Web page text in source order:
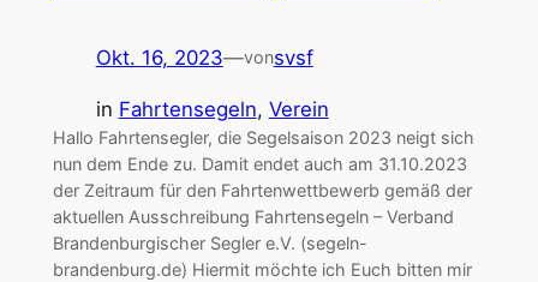
Okt. 16, 2023—vonsvsf
in Fahrtensegeln, Verein
Hallo Fahrtensegler, die Segelsaison 2023 neigt sich
nun dem Ende zu. Damit endet auch am 31.10.2023
der Zeitraum für den Fahrtenwettbewerb gemäß der
aktuellen Ausschreibung Fahrtensegeln – Verband
Brandenburgischer Segler e.V. (segeln-
brandenburg.de) Hiermit möchte ich Euch bitten mir